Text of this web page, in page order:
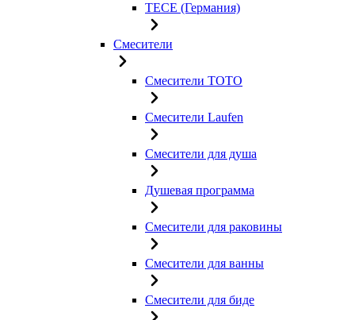
TECE (Германия)
Смесители
Смесители TOTO
Смесители Laufen
Смесители для душа
Душевая программа
Смесители для раковины
Смесители для ванны
Смесители для биде